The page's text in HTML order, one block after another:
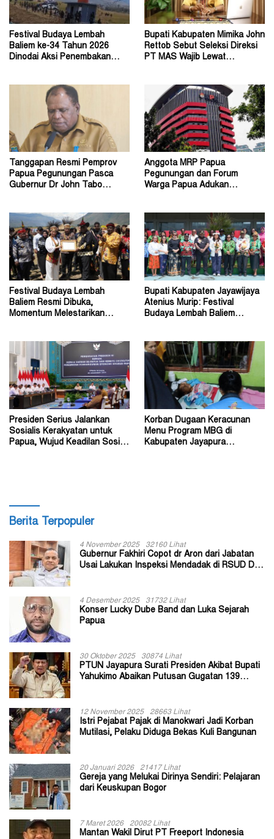
Festival Budaya Lembah
Baliem ke-34 Tahun 2026
Dinodai Aksi Penembakan
Bupati Kabupaten Mimika John
Rettob Sebut Seleksi Direksi
PT MAS Wajib Lewat
Tanggapan Resmi Pemprov
Papua Pegunungan Pasca
Gubernur Dr John Tabo
Anggota MRP Papua
Pegunungan dan Forum
Warga Papua Adukan
Festival Budaya Lembah
Baliem Resmi Dibuka,
Momentum Melestarikan
Bupati Kabupaten Jayawijaya
Atenius Murip: Festival
Budaya Lembah Baliem
Presiden Serius Jalankan
Sosialis Kerakyatan untuk
Papua, Wujud Keadilan Sosial
Korban Dugaan Keracunan
Menu Program MBG di
Kabupaten Jayapura
Berita Terpopuler
4 November 2025 32160 Lihat
Gubernur Fakhiri Copot dr Aron dari Jabatan
Usai Lakukan Inspeksi Mendadak di RSUD Dok
4 Desember 2025 31732 Lihat
Konser Lucky Dube Band dan Luka Sejarah
Papua
30 Oktober 2025 30874 Lihat
PTUN Jayapura Surati Presiden Akibat Bupati
Yahukimo Abaikan Putusan Gugatan 139
12 November 2025 28663 Lihat
Istri Pejabat Pajak di Manokwari Jadi Korban
Mutilasi, Pelaku Diduga Bekas Kuli Bangunan
20 Januari 2026 21417 Lihat
Gereja yang Melukai Dirinya Sendiri: Pelajaran
dari Keuskupan Bogor
7 Maret 2026 20082 Lihat
Mantan Wakil Dirut PT Freeport Indonesia